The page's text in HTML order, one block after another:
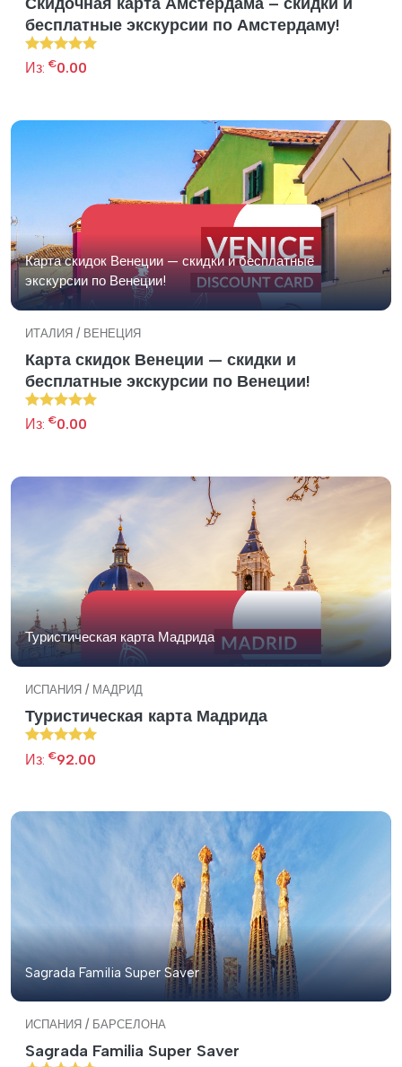
бесплатные экскурсии по Амстердаму!
Из: €0.00
Карта скидок Венеции — скидки и бесплатные
экскурсии по Венеции!
ИТАЛИЯ / ВЕНЕЦИЯ
Карта скидок Венеции — скидки и
бесплатные экскурсии по Венеции!
Из: €0.00
Туристическая карта Мадрида
ИСПАНИЯ / МАДРИД
Туристическая карта Мадрида
Из: €92.00
Sagrada Familia Super Saver
ИСПАНИЯ / БАРСЕЛОНА
Sagrada Familia Super Saver